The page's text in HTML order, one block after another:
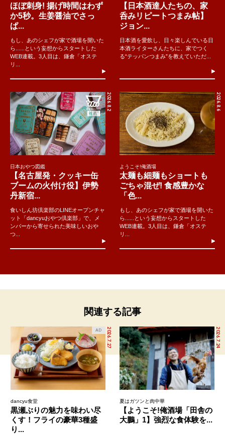
ほぼ刺身! 揚げ時間はわず
か5秒。生姜醤油でさっ
ぱ...
もし、あのシェフが家で酒場を開いた
ら......という妄想からスタートした
WEB連載。3人目は、鎌倉「オステ
リ...
【日本酒達人たちの、家
呑みリピートつまみ帖】
ジョン...
日本酒を愛飲し、日々楽しんでいる日
本酒ライターさんたちに、家でつく
る“テッパンつまみ”を教えていただ...
2026.8.2
日本おやつ図鑑
【名古屋発・クッキー缶
ブームの火付け役】伊勢
丹新宿...
食いしん坊倶楽部のLINEオープンチャ
ット「dancyuおやつ倶楽部」で、メ
ンバーから寄せられた美味しいおや
つ...
2026.8.6
ようこそ!俺酒場
太麺も細麺もショートも
ごちゃ混ぜ! 食感豊かな
「色...
もし、あのシェフが家で酒場を開いた
ら......という妄想からスタートした
WEB連載。3人目は、鎌倉「オステ
リ...
関連する記事
2026.7.27
AD
dancyu食堂
黒瀬ぶりの魅力を味わい尽
くす！フライの豪華3種盛
り...
2026.7.24
夏はガツンと肉中華
【ようこそ!俺酒場「田舎の
大鵬」1】強烈な食体験を...